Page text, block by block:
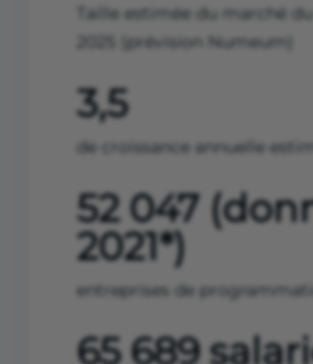
Taille estimée du marché
2025 (prévision Numeum)
3,5
de croissance annuelle
52 047
2021*)
entreprises de
65 689